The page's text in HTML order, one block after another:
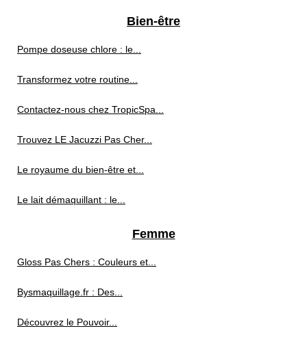
Bien-être
Pompe doseuse chlore : le...
Transformez votre routine...
Contactez-nous chez TropicSpa...
Trouvez LE Jacuzzi Pas Cher...
Le royaume du bien-être et...
Le lait démaquillant : le...
Femme
Gloss Pas Chers : Couleurs et...
Bysmaquillage.fr : Des...
Découvrez le Pouvoir...